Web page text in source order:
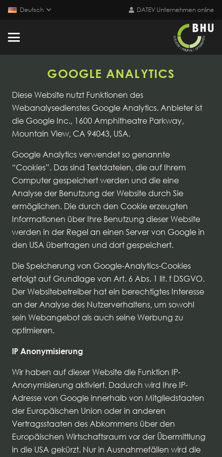
Deutsch DATEV Unternehmen online
GOOGLE ANALYTICS
Diese Website nutzt Funktionen des
Webanalysedienstes Google Analytics. Anbieter ist
die Google Inc., 1600 Amphitheatre Parkway,
Mountain View, CA 94043, USA.
Google Analytics verwendet so genannte
“Cookies”. Das sind Textdateien, die auf Ihrem
Computer gespeichert werden und die eine
Analyse der Benutzung der Website durch Sie
ermöglichen. Die durch den Cookie erzeugten
Informationen über Ihre Benutzung dieser Website
werden in der Regel an einen Server von Google in
den USA übertragen und dort gespeichert.
Die Speicherung von Google-Analytics-Cookies
erfolgt auf Grundlage von Art. 6 Abs. 1 lit. f DSGVO.
Der Websitebetreiber hat ein berechtigtes Interesse
an der Analyse des Nutzerverhaltens, um sowohl
sein Webangebot als auch seine Werbung zu
optimieren.
IP Anonymisierung
Wir haben auf dieser Website die Funktion IP-
Anonymisierung aktiviert. Dadurch wird Ihre IP-
Adresse von Google innerhalb von Mitgliedstaaten
der Europäischen Union oder in anderen
Vertragsstaaten des Abkommens über den
Europäischen Wirtschaftsraum vor der Übermittlung
in die USA gekürzt. Nur in Ausnahmefällen wird die